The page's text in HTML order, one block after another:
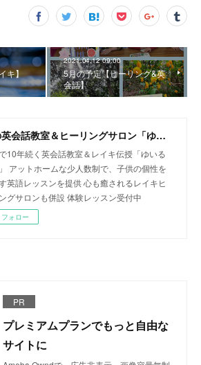
キ】
2021.04.12 09:00
5月の予定【ヒーリング&英
会話】
柏の英会話教室＆ヒーリングサロン「ゆいるーむ」
10年続く英会話教室＆レイキ伝授「ゆいる
アットホームな少人数制で、子供の個性を
英語レッスンを提供 心も癒されるレイキヒ
グサロンも併設 体験レッスン受付中
フォロー
PR
プレミアムプランでもっと自由な
サイトに